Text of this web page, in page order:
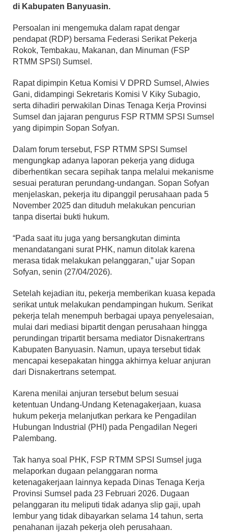
di Kabupaten Banyuasin.
Persoalan ini mengemuka dalam rapat dengar
pendapat (RDP) bersama Federasi Serikat Pekerja
Rokok, Tembakau, Makanan, dan Minuman (FSP
RTMM SPSI) Sumsel.
Rapat dipimpin Ketua Komisi V DPRD Sumsel, Alwies
Gani, didampingi Sekretaris Komisi V Kiky Subagio,
serta dihadiri perwakilan Dinas Tenaga Kerja Provinsi
Sumsel dan jajaran pengurus FSP RTMM SPSI Sumsel
yang dipimpin Sopan Sofyan.
Dalam forum tersebut, FSP RTMM SPSI Sumsel
mengungkap adanya laporan pekerja yang diduga
diberhentikan secara sepihak tanpa melalui mekanisme
sesuai peraturan perundang-undangan. Sopan Sofyan
menjelaskan, pekerja itu dipanggil perusahaan pada 5
November 2025 dan dituduh melakukan pencurian
tanpa disertai bukti hukum.
“Pada saat itu juga yang bersangkutan diminta
menandatangani surat PHK, namun ditolak karena
merasa tidak melakukan pelanggaran,” ujar Sopan
Sofyan, senin (27/04/2026).
Setelah kejadian itu, pekerja memberikan kuasa kepada
serikat untuk melakukan pendampingan hukum. Serikat
pekerja telah menempuh berbagai upaya penyelesaian,
mulai dari mediasi bipartit dengan perusahaan hingga
perundingan tripartit bersama mediator Disnakertrans
Kabupaten Banyuasin. Namun, upaya tersebut tidak
mencapai kesepakatan hingga akhirnya keluar anjuran
dari Disnakertrans setempat.
Karena menilai anjuran tersebut belum sesuai
ketentuan Undang-Undang Ketenagakerjaan, kuasa
hukum pekerja melanjutkan perkara ke Pengadilan
Hubungan Industrial (PHI) pada Pengadilan Negeri
Palembang.
Tak hanya soal PHK, FSP RTMM SPSI Sumsel juga
melaporkan dugaan pelanggaran norma
ketenagakerjaan lainnya kepada Dinas Tenaga Kerja
Provinsi Sumsel pada 23 Februari 2026. Dugaan
pelanggaran itu meliputi tidak adanya slip gaji, upah
lembur yang tidak dibayarkan selama 14 tahun, serta
penahanan ijazah pekerja oleh perusahaan.